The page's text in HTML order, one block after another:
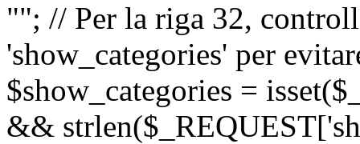
""; // Per la riga 32,
'show_categories' per
$show_categories =
&&